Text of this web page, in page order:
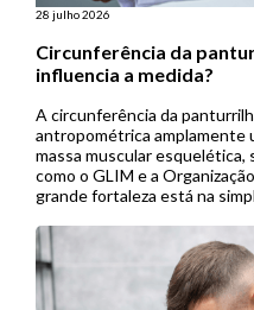
28 julho 2026
Circunferência da
influencia a medida?
A circunferência da
antropométrica amplamente
massa muscular
como o GLIM e a
grande fortaleza está na
útil em contextos de menor […]